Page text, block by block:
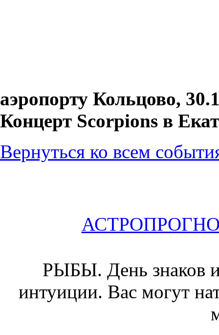
аэропорту Кольцово,
Концерт Scorpions в
Вернуться ко всем
РЫБЫ. День знаков
интуиции. Вас могут